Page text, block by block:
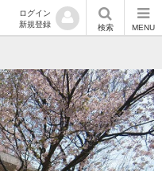
ログイン
新規登録
検索 MENU